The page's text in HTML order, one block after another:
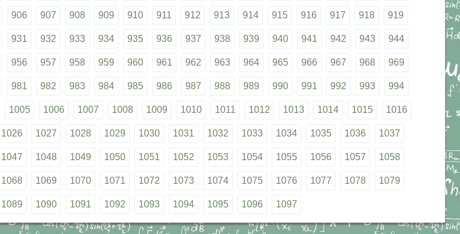
906 907 908 909 910 911 912 913 914 915 916 917 918 919
931 932 933 934 935 936 937 938 939 940 941 942 943 944
956 957 958 959 960 961 962 963 964 965 966 967 968 969
981 982 983 984 985 986 987 988 989 990 991 992 993 994
1005 1006 1007 1008 1009 1010 1011 1012 1013 1014 1015 1016
1026 1027 1028 1029 1030 1031 1032 1033 1034 1035 1036 1037
1047 1048 1049 1050 1051 1052 1053 1054 1055 1056 1057 1058
1068 1069 1070 1071 1072 1073 1074 1075 1076 1077 1078 1079
1089 1090 1091 1092 1093 1094 1095 1096 1097